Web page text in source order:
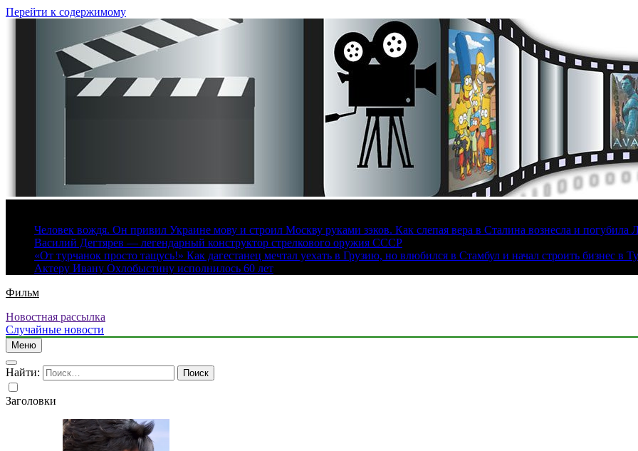
Перейти к содержимому
Человек вождя. Он привил Украине мову и строил Москву руками зэков. Как слепая вера в Сталина вознесла и погубила
Василий Дегтярев — легендарный конструктор стрелкового оружия СССР
«От турчанок просто тащусь!» Как дагестанец мечтал уехать в Грузию, но влюбился в Стамбул и начал строить бизнес в
Актеру Ивану Охлобыстину исполнилось 60 лет
Фильм
Новостная рассылка
Случайные новости
Меню
Найти:
Заголовки